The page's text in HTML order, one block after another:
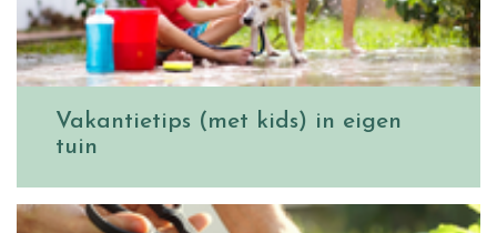
Vakantietips (met kids) in eigen
tuin